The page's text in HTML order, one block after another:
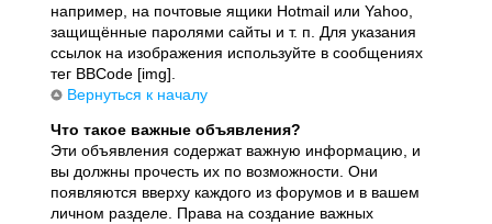
например, на почтовые ящики Hotmail или Yahoo,
защищённые паролями сайты и т. п. Для указания
ссылок на изображения используйте в сообщениях
тег BBCode [img].
Вернуться к началу
Что такое важные объявления?
Эти объявления содержат важную информацию, и
вы должны прочесть их по возможности. Они
появляются вверху каждого из форумов и в вашем
личном разделе. Права на создание важных